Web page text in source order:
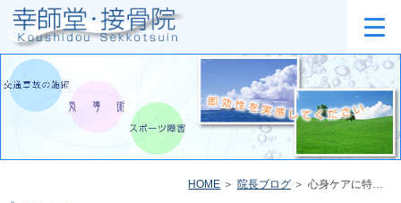
HOME 院長ブログ 心身ケアに特化した接骨院［江南市/接骨院/交通事故/施術］